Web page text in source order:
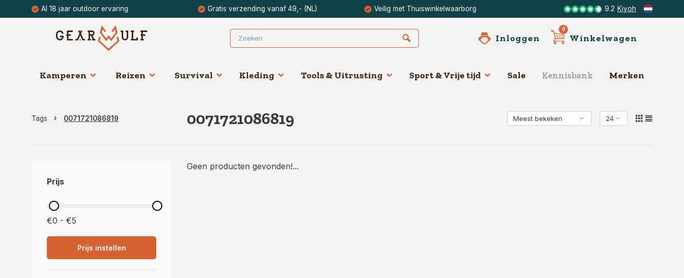
Al 18 jaar outdoor ervaring Gratis verzending vanaf 49,- (NL) Veilig met Thuiswinkelwaarborg 9.2 Kiyoh
Inloggen
0
Winkelwagen
Kamperen Reizen Survival Kleding Tools & Uitrusting Sport & Vrije tijd Sale Kennisbank Merken
Tags 0071721086819 0071721086819
Prijs
€0 - €5
Prijs instellen
Geen producten gevonden!...